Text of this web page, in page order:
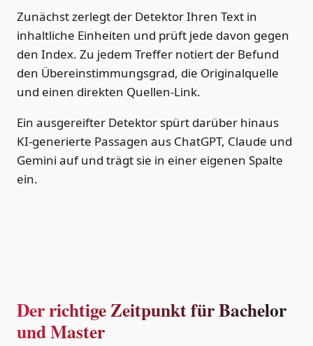
Zunächst zerlegt der Detektor Ihren Text in
inhaltliche Einheiten und prüft jede davon gegen
den Index. Zu jedem Treffer notiert der Befund
den Übereinstimmungsgrad, die Originalquelle
und einen direkten Quellen-Link.
Ein ausgereifter Detektor spürt darüber hinaus
KI-generierte Passagen aus ChatGPT, Claude und
Gemini auf und trägt sie in einer eigenen Spalte
ein.
Der richtige Zeitpunkt für Bachelor
und Master